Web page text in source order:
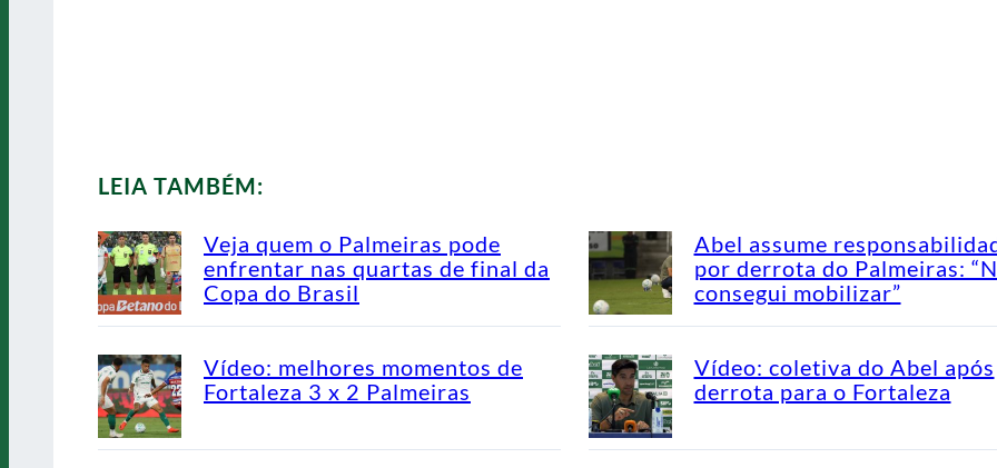
LEIA TAMBÉM:
Veja quem o Palmeiras pode
enfrentar nas quartas de final da
Copa do Brasil
Abel assume
por derrota do Palmeiras:
consegui mobilizar”
Vídeo: melhores momentos de
Fortaleza 3 x 2 Palmeiras
Vídeo: coletiva do Abel após
derrota para o Fortaleza